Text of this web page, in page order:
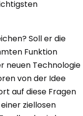
Soll er die
Funktion
neuen Technologie
von der Idee
auf diese Fragen
ziellosen